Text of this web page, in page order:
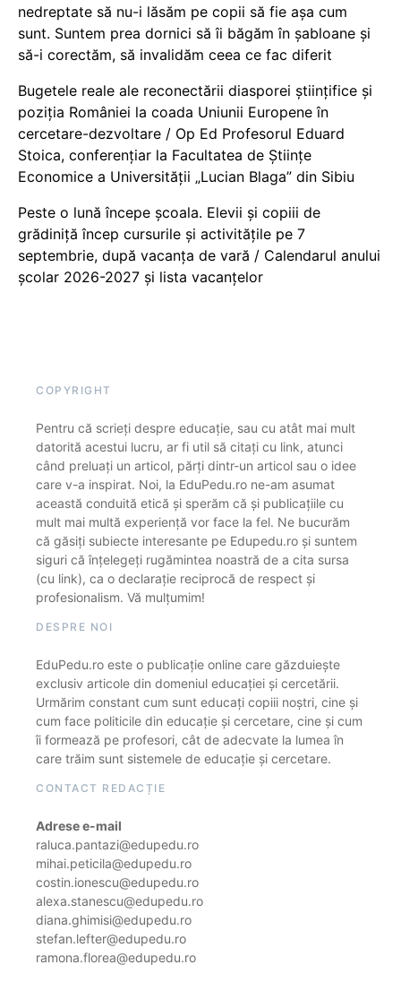
nedreptate să nu-i lăsăm pe copii să fie așa cum
sunt. Suntem prea dornici să îi băgăm în șabloane și
să-i corectăm, să invalidăm ceea ce fac diferit
Bugetele reale ale reconectării diasporei științifice și
poziția României la coada Uniunii Europene în
cercetare-dezvoltare / Op Ed Profesorul Eduard
Stoica, conferențiar la Facultatea de Științe
Economice a Universității „Lucian Blaga” din Sibiu
Peste o lună începe școala. Elevii și copiii de
grădiniță încep cursurile și activitățile pe 7
septembrie, după vacanța de vară / Calendarul anului
școlar 2026-2027 și lista vacanțelor
COPYRIGHT
Pentru că scrieți despre educație, sau cu atât mai mult
datorită acestui lucru, ar fi util să citați cu link, atunci
când preluați un articol, părți dintr-un articol sau o idee
care v-a inspirat. Noi, la EduPedu.ro ne-am asumat
această conduită etică și sperăm că și publicațiile cu
mult mai multă experiență vor face la fel. Ne bucurăm
că găsiți subiecte interesante pe Edupedu.ro și suntem
siguri că înțelegeți rugămintea noastră de a cita sursa
(cu link), ca o declarație reciprocă de respect și
profesionalism. Vă mulțumim!
DESPRE NOI
EduPedu.ro este o publicație online care găzduiește
exclusiv articole din domeniul educației și cercetării.
Urmărim constant cum sunt educați copiii noștri, cine și
cum face politicile din educație și cercetare, cine și cum
îi formează pe profesori, cât de adecvate la lumea în
care trăim sunt sistemele de educație și cercetare.
CONTACT REDACȚIE
Adrese e-mail
raluca.pantazi@edupedu.ro
mihai.peticila@edupedu.ro
costin.ionescu@edupedu.ro
alexa.stanescu@edupedu.ro
diana.ghimisi@edupedu.ro
stefan.lefter@edupedu.ro
ramona.florea@edupedu.ro